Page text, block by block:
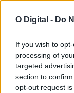
O Digital - Do
If you wish to
processing of
targeted
section to
opt-out request